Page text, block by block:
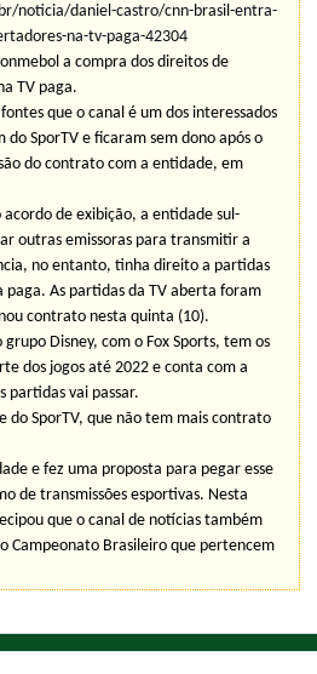
noticia/daniel-castro/cnn-brasil-entra-
na-tv-paga-42304
a compra dos direitos de
TV paga.
que o canal é um dos interessados
SporTV e ficaram sem dono após o
do contrato com a entidade, em
de exibição, a entidade sul-
outras emissoras para transmitir a
no entanto, tinha direito a partidas
As partidas da TV aberta foram
contrato nesta quinta (10).
Disney, com o Fox Sports, tem os
dos jogos até 2022 e conta com a
partidas vai passar.
do SporTV, que não tem mais contrato
e fez uma proposta para pegar esse
de transmissões esportivas. Nesta
que o canal de notícias também
Campeonato Brasileiro que pertencem